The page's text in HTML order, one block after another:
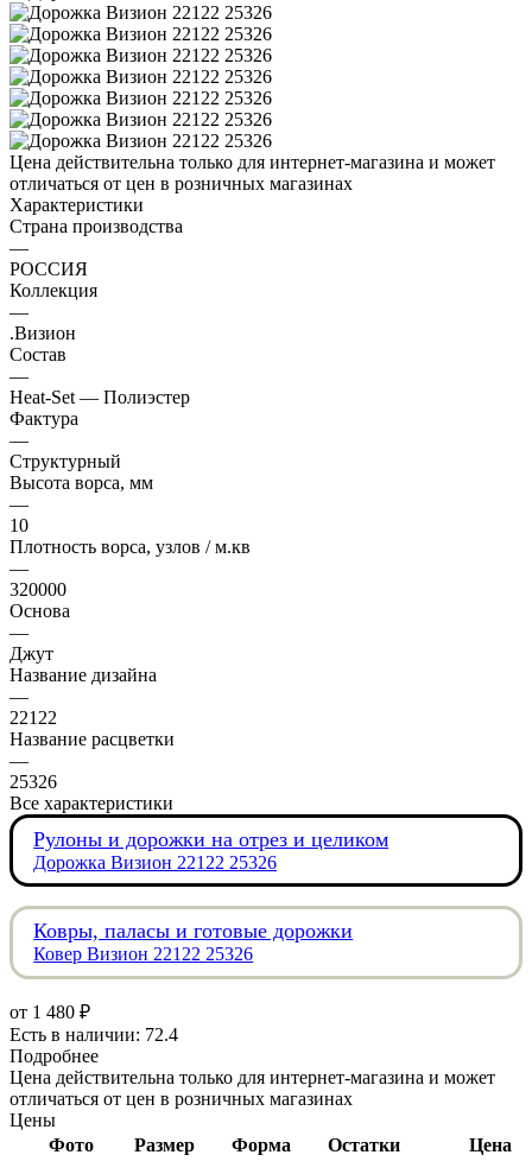
Цена действительна только для интернет-магазина и может
отличаться от цен в розничных магазинах
Характеристики
Страна производства
—
РОССИЯ
Коллекция
—
.Визион
Состав
—
Heat-Set — Полиэстер
Фактура
—
Структурный
Высота ворса, мм
—
10
Плотность ворса, узлов / м.кв
—
320000
Основа
—
Джут
Название дизайна
—
22122
Название расцветки
—
25326
Все характеристики
Рулоны и дорожки на отрез и целиком
Дорожка Визион 22122 25326
Ковры, паласы и готовые дорожки
Ковер Визион 22122 25326
от 1 480 ₽
Есть в наличии: 72.4
Подробнее
Цена действительна только для интернет-магазина и может
отличаться от цен в розничных магазинах
Цены
Фото
Размер Форма Остатки Цена